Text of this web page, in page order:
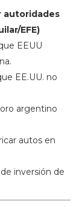
autoridades
EFE)
EEUU
EE.UU. no
argentino
autos en
inversión de